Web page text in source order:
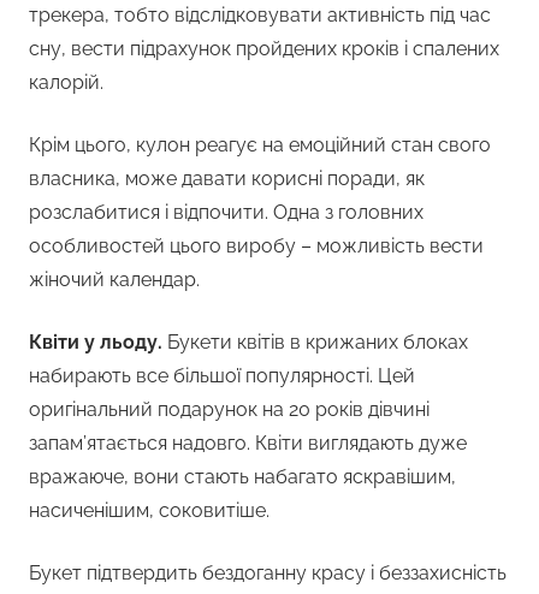
трекера, тобто відслідковувати активність під час
сну, вести підрахунок пройдених кроків і спалених
калорій.
Крім цього, кулон реагує на емоційний стан свого
власника, може давати корисні поради, як
розслабитися і відпочити. Одна з головних
особливостей цього виробу – можливість вести
жіночий календар.
Квіти у льоду. Букети квітів в крижаних блоках
набирають все більшої популярності. Цей
оригінальний подарунок на 20 років дівчині
запам’ятається надовго. Квіти виглядають дуже
вражаюче, вони стають набагато яскравішим,
насиченішим, соковитіше.
Букет підтвердить бездоганну красу і беззахисність